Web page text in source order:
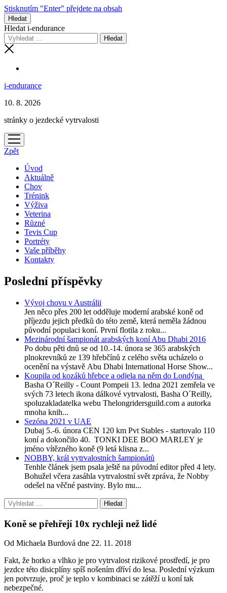
Stisknutím "Enter" přejdete na obsah
Hledat
Hledat i-endurance
i-endurance
10. 8. 2026
stránky o jezdecké vytrvalosti
otevřít
menu
Zpět
Úvod
Aktuálně
Chov
Trénink
Výživa
Veterina
Různé
Tevis Cup
Portréty
Vaše příběhy
Kontakty
Poslední příspěvky
Vývoj chovu v Austrálii
Jen něco přes 200 let odděluje moderní arabské koně od
příjezdu jejich předků do této země, která neměla žádnou
původní populaci koní. První flotila z roku...
Mezinárodní šampionát arabských koní Abu Dhabi 2016
Po dobu pěti dnů se od 10.-14. února se 365 arabských
plnokrevníků ze 139 hřebčínů z celého světa ucházelo o
ocenění na výstavě Abu Dhabi International Horse Show...
Koupila od kozáků hřebce a odjela na něm do Londýna
Basha O´Reilly - Count Pompeii 13. ledna 2021 zemřela ve
svých 73 letech ikona dálkové vytrvalosti, Basha O´Reilly,
spoluzakladatelka webu Thelongridersguild.com a autorka
mnoha knih...
Sezóna 2021 v UAE
Dubaj 5.-6. února CEN 120 km Pvt Stables - startovalo 110
koní a dokončilo 40. TONKI DEE BOO MARLEY je
jméno vítězného koně (9 letá klisna z...
NOBBY, král vytrvalostních šampionátů
Tenhle článek jsem psala ještě na původní editor před 4 lety.
Bohužel včera zasáhla vytrvalostní svět zpráva, že Nobby
odešel na věčné pastviny. Bylo mu...
Koně se přehřejí 10x rychleji než lidé
Od Michaela Burdová dne 22. 11. 2018
Fakt, že horko a vlhko je pro vytrvalost rizikové prostředí, je pro
jezdce této disicplíny spíš nošením dříví do lesa. Poslední výzkum
jen potvrzuje, proč je teplo v kombinaci se zátěží u koní tak
nebezpečné.